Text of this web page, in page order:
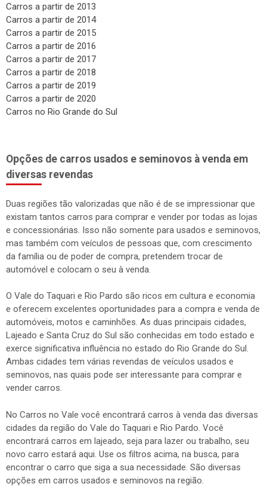
Carros a partir de 2020
Carros no Rio Grande do Sul
Opções de carros usados e seminovos à venda em
diversas revendas
Duas regiões tão valorizadas que não é de se impressionar que
da família ou de poder de compra, pretendem trocar de
automóvel e colocam o seu à venda.
O Vale do Taquari e Rio Pardo são ricos em cultura e economia
e oferecem excelentes oportunidades para a compra e venda de
automóveis, motos e caminhões. As duas principais cidades,
Lajeado e Santa Cruz do Sul são conhecidas em todo estado e
exerce significativa influência no estado do Rio Grande do Sul.
Ambas cidades tem várias revendas de veículos usados e
vender carros.
No Carros no Vale você encontrará carros à venda das diversas
cidades da região do Vale do Taquari e Rio Pardo. Você
encontrará carros em lajeado, seja para lazer ou trabalho, seu
novo carro estará aqui. Use os filtros acima, na busca, para
encontrar o carro que siga a sua necessidade. São diversas
opções em carros usados e seminovos na região.